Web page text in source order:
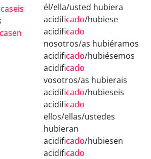
caseis
casen
él/ella/usted hubiera
acidificado/hubiese
acidificado
nosotros/as hubiéramos
acidificado/hubiésemos
acidificado
vosotros/as hubierais
acidificado/hubieseis
acidificado
ellos/ellas/ustedes
hubieran
acidificado/hubiesen
acidificado